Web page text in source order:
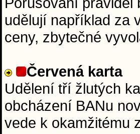
udělují například za
ceny, zbytečné
Červená karta
Udělení tří žlutých
obcházení BANu
vede k okamžitému